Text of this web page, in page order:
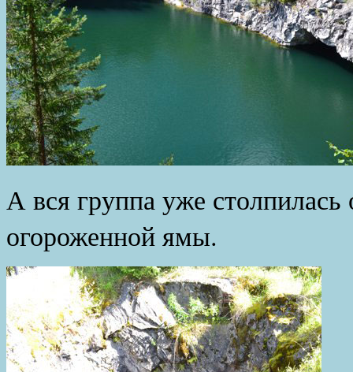
А вся группа уже столпилась
огороженной ямы.